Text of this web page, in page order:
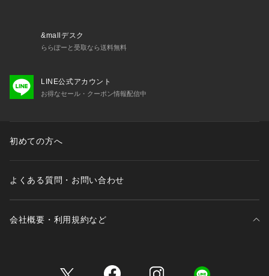
&mallデスク
ららぽーと受取なら送料無料
LINE公式アカウント
お得なセール・クーポン情報配信中
初めての方へ
よくある質問・お問い合わせ
会社概要・利用規約など